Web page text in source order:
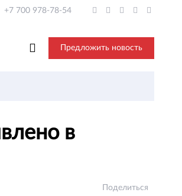
+7 700 978-78-54
Предложить новость
в
Поделиться